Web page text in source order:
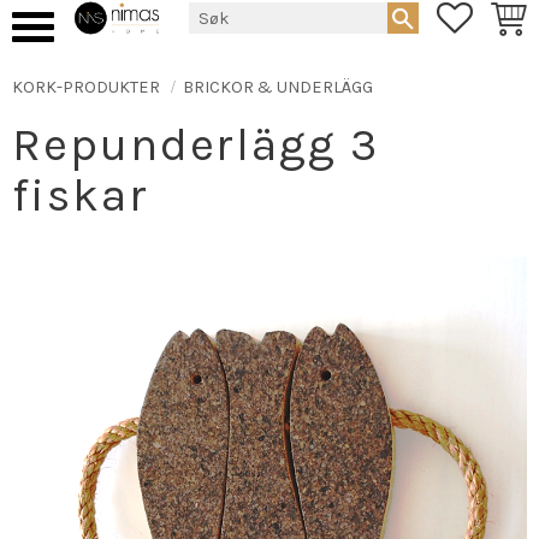
KORK-PRODUKTER BRICKOR & UNDERLÄGG
Repunderlägg 3
fiskar